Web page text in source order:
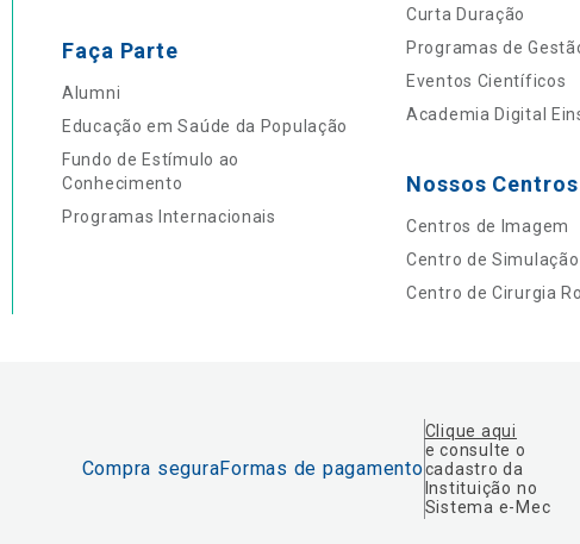
Faça Parte
Alumni
Educação em Saúde da População
Fundo de Estímulo ao
Conhecimento
Programas Internacionais
Curta Duração
Programas de
Eventos Científicos
Academia Digital
Nossos Centros
Centros de Imagem
Centro de
Centro de Cirurgia
Compra seguraFormas de pagamento
Clique aqui
e consulte o
cadastro da
Instituição no
Sistema e-Mec